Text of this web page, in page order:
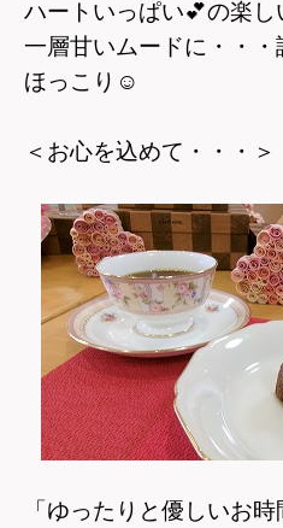
ハートいっぱい💕の楽
一層甘いムードに・・
ほっこり ☺
＜お心を込めて・・・＞
「ゆったりと優しいお